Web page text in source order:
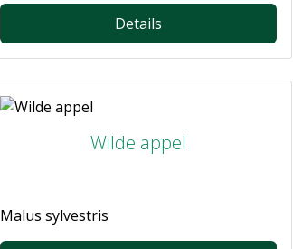
Details
Wilde appel
Malus sylvestris